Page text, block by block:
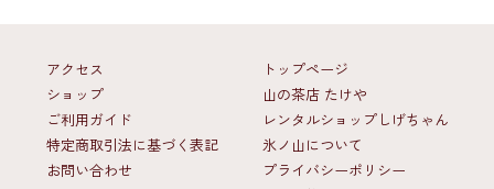
アクセス
ショップ
ご利用ガイド
特定商取引法に基づく表記
お問い合わせ
トップページ
山の茶店 たけや
レンタルショップしげちゃん
氷ノ山について
プライバシーポリシー